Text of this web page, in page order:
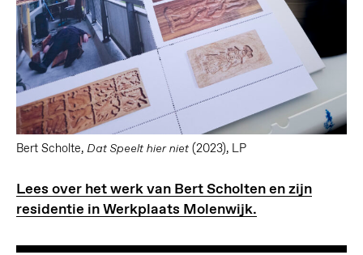
Bert Scholte, Dat Speelt hier niet(2023), LP
Lees over het werk van Bert Scholten en zijn
residentie in Werkplaats Molenwijk.